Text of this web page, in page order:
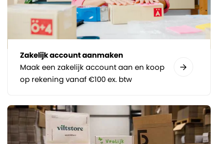
Zakelijk account aanmaken
Maak een zakelijk account aan en koop
op rekening vanaf €100 ex. btw